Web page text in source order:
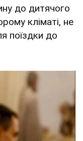
до дитячого
кліматі, не
поїздки до